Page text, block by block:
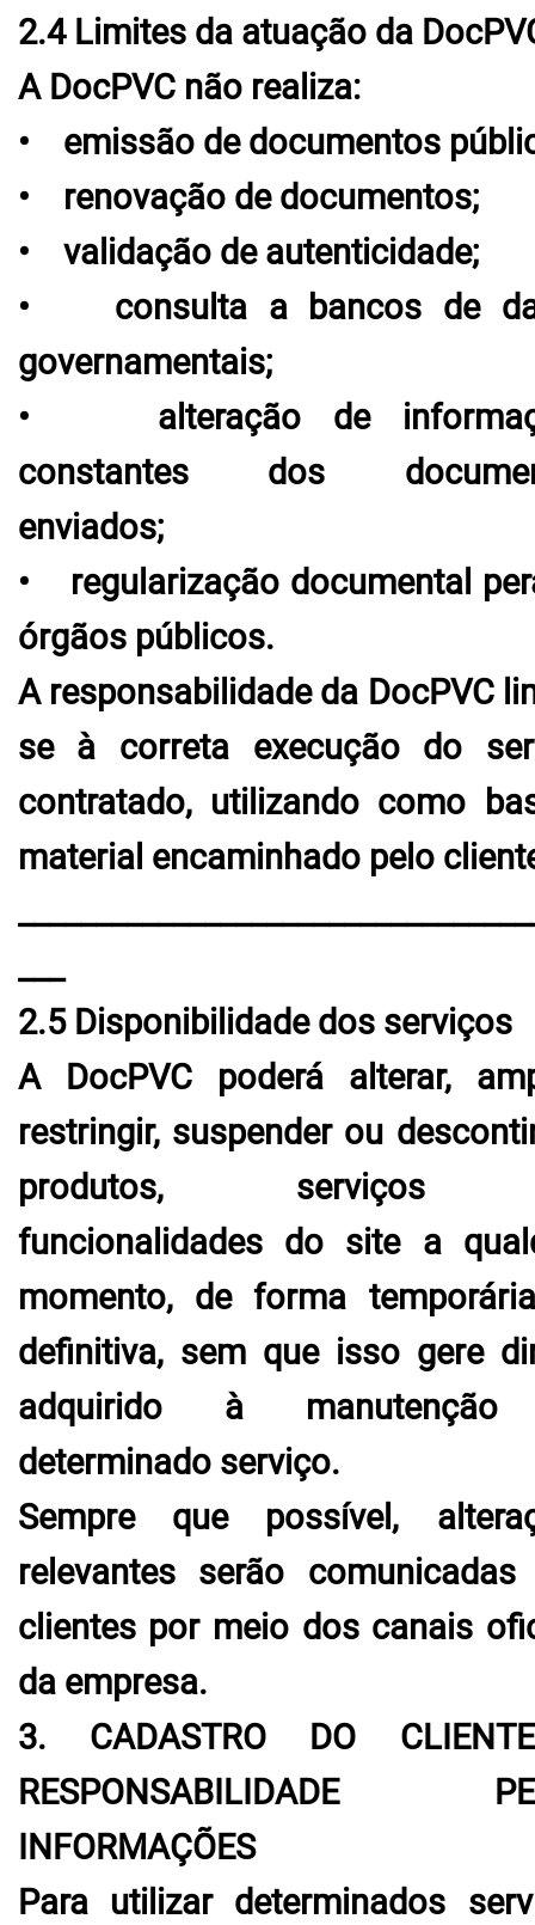
2.4 Limites da atuação da
A DocPVC não realiza:
• emissão de documentos
• renovação de documentos;
• validação de autenticidade;
• consulta a bancos de
governamentais;
• alteração de
constantes dos
enviados;
• regularização documental
órgãos públicos.
A responsabilidade da DocPVC
se à correta execução do
contratado, utilizando como
material encaminhado pelo
___
2.5 Disponibilidade dos serviços
A DocPVC poderá alterar,
restringir, suspender ou
produtos, serviços
funcionalidades do site a
momento, de forma
definitiva, sem que isso gere
adquirido à
determinado serviço.
Sempre que possível,
relevantes serão
clientes por meio dos canais
da empresa.
3. CADASTRO DO
RESPONSABILIDADE
INFORMAÇÕES
Para utilizar determinados